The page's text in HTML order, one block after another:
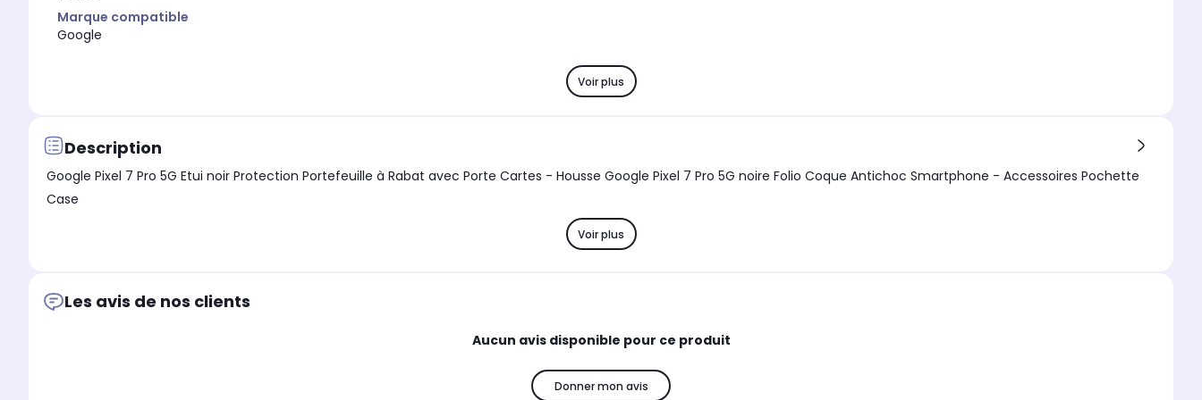
Marque compatible
Google
Voir plus
Description
Google Pixel 7 Pro 5G Etui noir Protection Portefeuille à Rabat avec Porte Cartes - Housse Google Pixel 7 Pro 5G noire Folio Coque Antichoc Smartphone - Accessoires Pochette
Case
Voir plus
Les avis de nos clients
Aucun avis disponible pour ce produit
Donner mon avis